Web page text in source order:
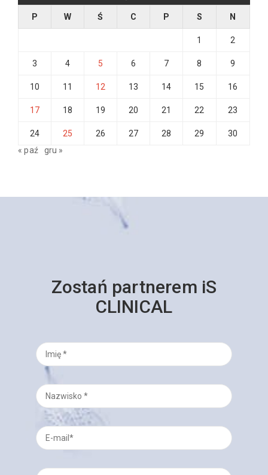
P W Ś C P S N
1 2
3 4 5 6 7 8 9
10 11 12 13 14 15 16
17 18 19 20 21 22 23
24 25 26 27 28 29
30
« paź
gru »
Zostań partnerem iS
CLINICAL